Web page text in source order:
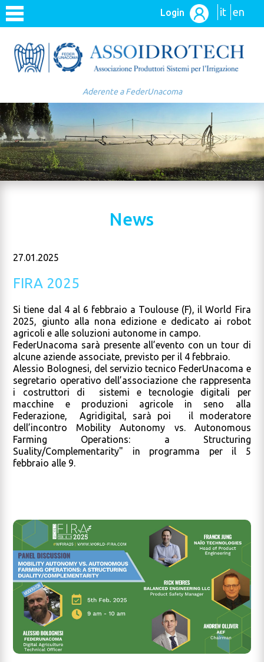
Login it en
Aderente a FederUnacoma
News
27.01.2025
FIRA 2025
Si tiene dal 4 al 6 febbraio a Toulouse (F), il World Fira
2025, giunto alla nona edizione e dedicato ai robot
agricoli e alle soluzioni autonome in campo.
FederUnacoma sarà presente all’evento con un tour di
alcune aziende associate, previsto per il 4 febbraio.
Alessio Bolognesi, del servizio tecnico FederUnacoma e
segretario operativo dell’associazione che rappresenta
i costruttori di sistemi e tecnologie digitali per
macchine e produzioni agricole in seno alla
Federazione, Agridigital, sarà poi il moderatore
dell’incontro Mobility Autonomy vs. Autonomous
Farming Operations: a Structuring
Suality/Complementarity" in programma per il 5
febbraio alle 9.